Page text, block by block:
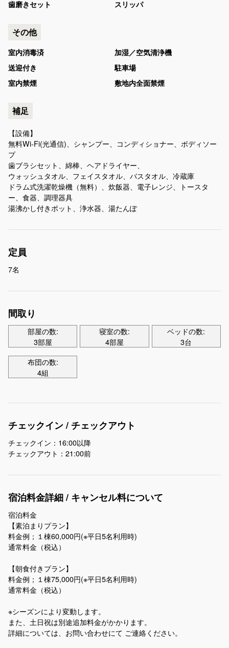
歯磨きセット スリッパ
その他
室内消毒済
加湿／空気清浄機
送迎付き
駐車場
室内禁煙
敷地内全面禁煙
補足
【設備】
無料Wi-Fi(光通信)、シャンプー、コンディショナー、ボディソー
プ
歯ブラシセット、綿棒、ヘアドライヤー、
ウォッシュタオル、フェイスタオル、バスタオル、冷蔵庫
ドラム式洗濯乾燥機（無料）、炊飯器、電子レンジ、トースタ
ー、食器、調理器具
湯沸かし付きポット、浄水器、湯たんぽ
定員
7名
間取り
部屋の数:
3部屋
寝室の数:
4部屋
ベッドの数:
3台
布団の数:
4組
チェックイン / チェックアウト
チェックイン：16:00以降
チェックアウト：21:00前
宿泊料金詳細 / キャンセル料について
宿泊料金
【素泊まりプラン】
料金例；​１棟60,000円(※平日5名利用時)
通常料金（税込）
【朝食付きプラン】
​料金例；１棟75,000円(※平日5名利用時)
通常料金（税込）
※シーズンにより変動します。
また、土日祝は別途追加料金がかかります。
詳細については、お問い合わせにて ご連絡ください。